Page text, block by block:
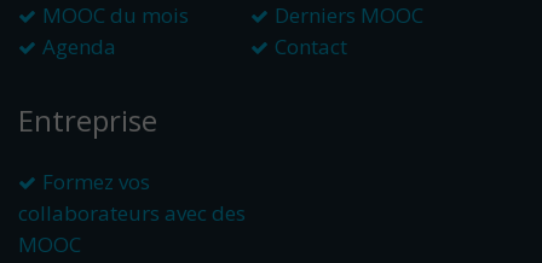
MOOC du mois
Derniers MOOC
Agenda
Contact
Entreprise
Formez vos
collaborateurs avec des
MOOC